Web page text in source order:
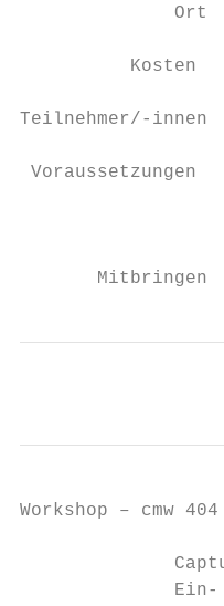
Ort
Kosten
Teilnehmer/-innen
Mitbringen
Workshop – cmw 404
Ein-